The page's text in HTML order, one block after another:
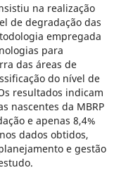
na realização
de degradação das
empregada
para
das áreas de
do nível de
resultados indicam
nascentes da MBRP
e apenas 8,4%
dados obtidos,
e gestão